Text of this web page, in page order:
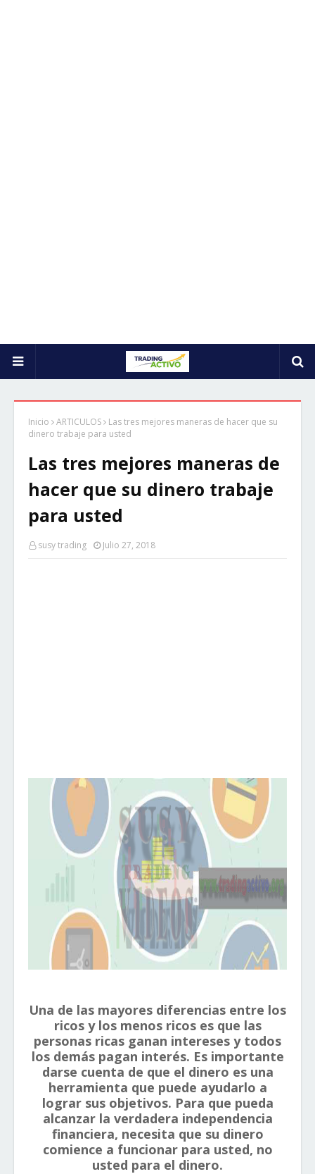
Inicio ARTICULOS
Las tres mejores maneras de hacer que su
dinero trabaje para usted
Las tres mejores maneras de
hacer que su dinero trabaje
para usted
susy trading Julio 27, 2018
Una de las mayores diferencias entre los
ricos y los menos ricos es que las
personas ricas ganan intereses y todos
los demás pagan interés. Es importante
darse cuenta de que el dinero es una
herramienta que puede ayudarlo a
lograr sus objetivos. Para que pueda
alcanzar la verdadera independencia
financiera, necesita que su dinero
comience a funcionar para usted, no
usted para el dinero.